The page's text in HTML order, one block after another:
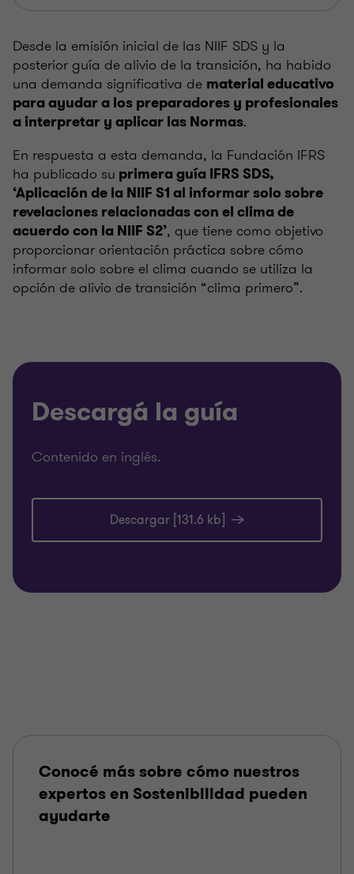
Desde la emisión inicial de las NIIF SDS y la
posterior guía de alivio de la transición, ha habido
una demanda significativa de material educativo
para ayudar a los preparadores y profesionales
a interpretar y aplicar las Normas.
En respuesta a esta demanda, la Fundación IFRS
ha publicado su primera guía IFRS SDS,
‘Aplicación de la NIIF S1 al informar solo sobre
revelaciones relacionadas con el clima de
acuerdo con la NIIF S2’, que tiene como objetivo
proporcionar orientación práctica sobre cómo
informar solo sobre el clima cuando se utiliza la
opción de alivio de transición “clima primero”.
Descargá la guía
Contenido en inglés.
Descargar [131.6 kb]
Conocé más sobre cómo nuestros
expertos en Sostenibilidad pueden
ayudarte